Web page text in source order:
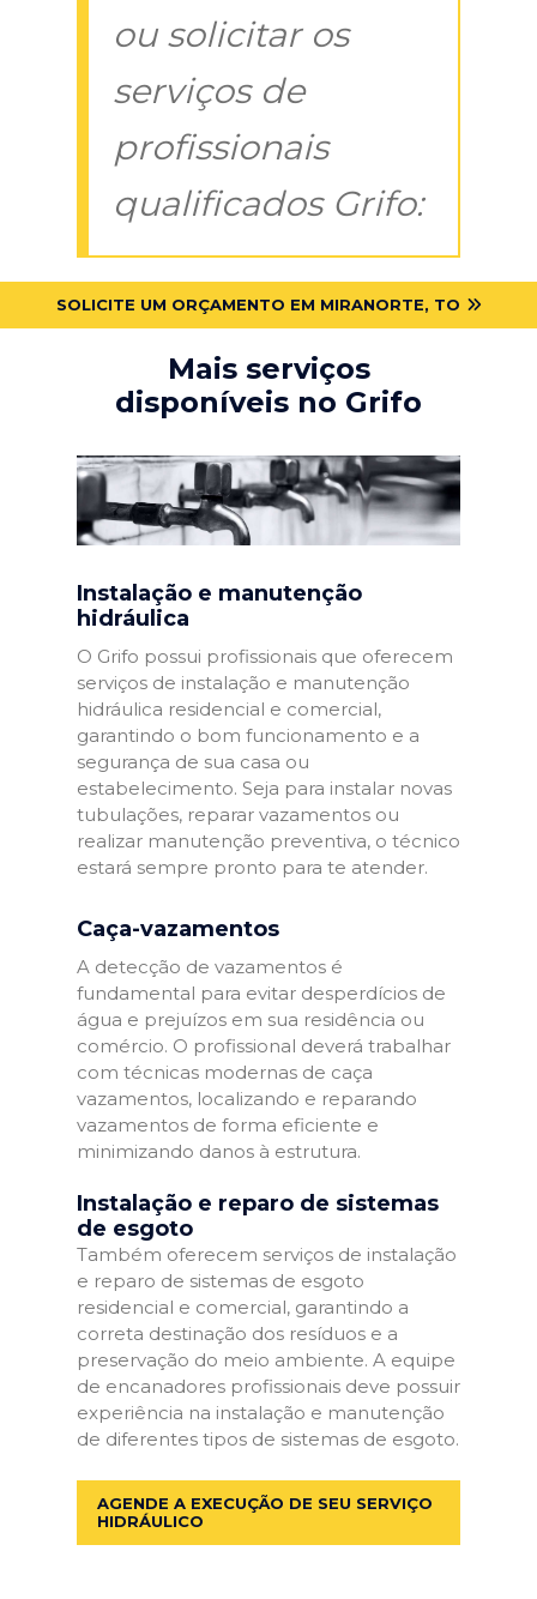
ou solicitar os
serviços de
profissionais
qualificados Grifo:
SOLICITE UM ORÇAMENTO EM MIRANORTE, TO
Mais serviços
disponíveis no Grifo
Instalação e manutenção
hidráulica
O Grifo possui profissionais que oferecem
serviços de instalação e manutenção
hidráulica residencial e comercial,
garantindo o bom funcionamento e a
segurança de sua casa ou
estabelecimento. Seja para instalar novas
tubulações, reparar vazamentos ou
realizar manutenção preventiva, o técnico
estará sempre pronto para te atender.
Caça-vazamentos
A detecção de vazamentos é
fundamental para evitar desperdícios de
água e prejuízos em sua residência ou
comércio. O profissional deverá trabalhar
com técnicas modernas de caça
vazamentos, localizando e reparando
vazamentos de forma eficiente e
minimizando danos à estrutura.
Instalação e reparo de sistemas
de esgoto
Também oferecem serviços de instalação
e reparo de sistemas de esgoto
residencial e comercial, garantindo a
correta destinação dos resíduos e a
preservação do meio ambiente. A equipe
de encanadores profissionais deve possuir
experiência na instalação e manutenção
de diferentes tipos de sistemas de esgoto.
AGENDE A EXECUÇÃO DE SEU SERVIÇO
HIDRÁULICO